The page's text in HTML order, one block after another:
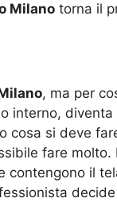
Milano torna il
, ma per
interno,
cosa si deve
fare molto.
il